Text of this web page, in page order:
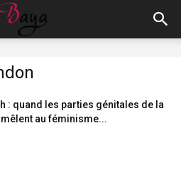
: quand les parties génitales de la
au féminisme...